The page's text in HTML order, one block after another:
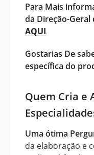
Para Mais
da Direção-Geral
AQUI
Gostarias De
específica do
Quem Cria e
Uma ótima
da elaboração e